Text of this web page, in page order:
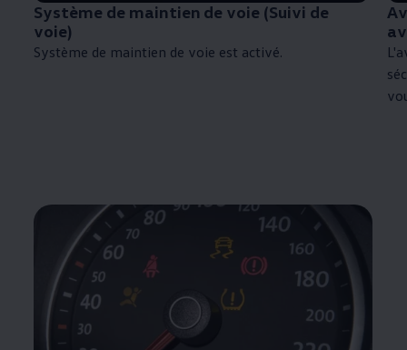
Système de maintien de voie (Suivi de
voie)
Système de maintien de voie est activé.